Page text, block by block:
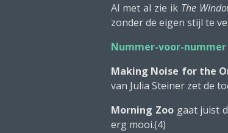
Al met al zie ik The
zonder de eigen stijl te
Nummer-voor-
Making Noise for the
van Julia Steiner zet de
Morning Zoogaat juist
erg mooi.(4)